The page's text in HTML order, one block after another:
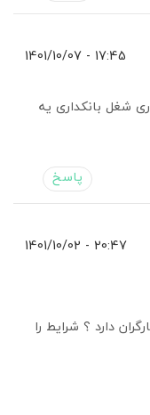
17:45 - 1401/10/07
شغل بانکداری یه
پاسخ
20:47 - 1401/10/02
دارد ؟ شرایط را